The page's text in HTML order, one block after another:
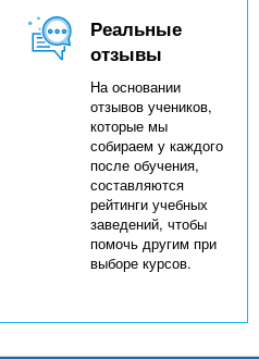
Реальные
отзывы
На основании
отзывов учеников,
которые мы
собираем у каждого
после обучения,
составляются
рейтинги учебных
заведений, чтобы
помочь другим при
выборе курсов.